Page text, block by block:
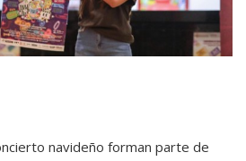
navideño forman parte de